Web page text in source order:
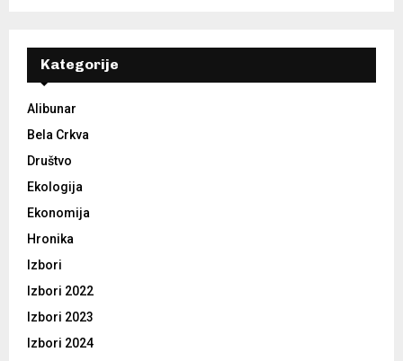
Kategorije
Alibunar
Bela Crkva
Društvo
Ekologija
Ekonomija
Hronika
Izbori
Izbori 2022
Izbori 2023
Izbori 2024